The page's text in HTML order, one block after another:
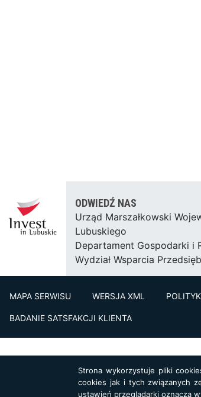
ODWIEDŹ NAS
Urząd Marszałkowski
Lubuskiego
Departament Gospodarki i
Wydział Wsparcia
MAPA SERWISU WERSJA XML
BADANIE SATSFAKCJI KLIENTA
Strona wykorzystuje pliki
cookies jak i tych związanych
ustawień przeglądarki oznacza